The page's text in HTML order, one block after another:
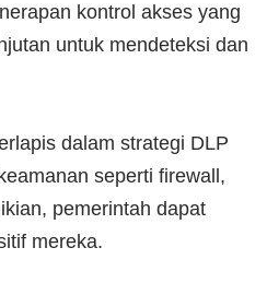
kontrol akses yang
untuk mendeteksi dan
dalam strategi DLP
seperti firewall,
pemerintah dapat
mereka.